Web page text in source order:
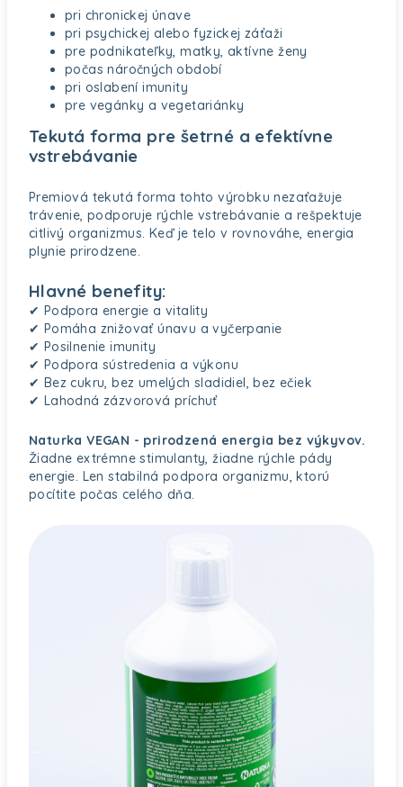
pri chronickej únave
pri psychickej alebo fyzickej záťaži
pre podnikateľky, matky, aktívne ženy
počas náročných období
pri oslabení imunity
pre vegánky a vegetariánky
Tekutá forma pre šetrné a efektívne
vstrebávanie
Premiová tekutá forma tohto výrobku nezaťažuje
trávenie, podporuje rýchle vstrebávanie a rešpektuje
citlivý organizmus. Keď je telo v rovnováhe, energia
plynie prirodzene.
Hlavné benefity:
✔ Podpora energie a vitality
✔ Pomáha znižovať únavu a vyčerpanie
✔ Posilnenie imunity
✔ Podpora sústredenia a výkonu
✔ Bez cukru, bez umelých sladidiel, bez ečiek
✔ Lahodná zázvorová príchuť
Naturka VEGAN - prirodzená energia bez výkyvov.
Žiadne extrémne stimulanty, žiadne rýchle pády
energie. Len stabilná podpora organizmu, ktorú
pocítite počas celého dňa.